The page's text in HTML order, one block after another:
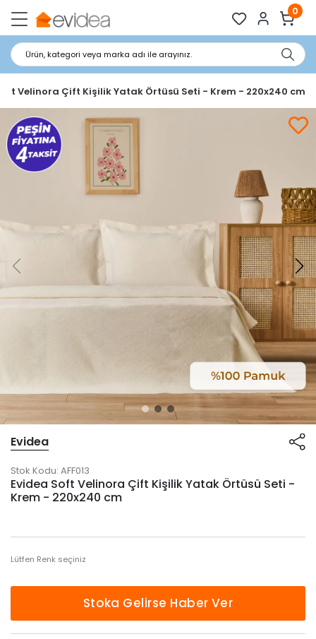
0
Ürün, kategori veya marka adı ile arayınız.
Velinora Çift Kişilik Yatak Örtüsü Seti - Krem - 220x240 cm
Evidea
Stok Kodu: AFF013
Evidea Soft Velinora Çift Kişilik Yatak Örtüsü Seti -
Krem - 220x240 cm
Lütfen Renk seçiniz
Stoka Gelirse Haber Ver